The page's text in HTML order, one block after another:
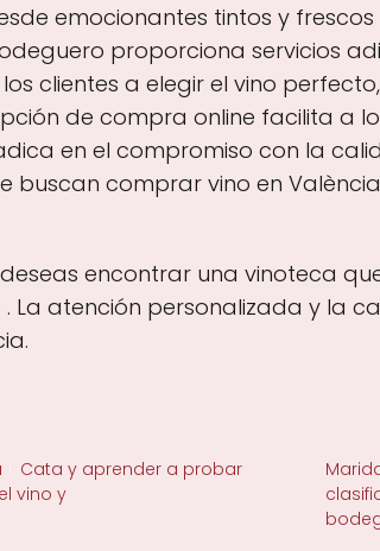
emocionantes tintos y
proporciona servicios
clientes a elegir el vino
de compra online facilita a
en el compromiso con la
buscan comprar vino en
encontrar una vinoteca
La atención personalizada y la
Cata y aprender a probar
vino y